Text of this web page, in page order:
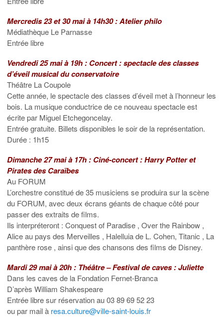
Mercredis 23 et 30 mai à 14h30 : Atelier philo
Médiathèque Le Parnasse
Entrée libre
Vendredi 25 mai à 19h : Concert : spectacle des classes
d’éveil musical du conservatoire
Théâtre La Coupole
Cette année, le spectacle des classes d’éveil met à l’honneur les
bois. La musique conductrice de ce nouveau spectacle est
écrite par Miguel Etchegoncelay.
Entrée gratuite. Billets disponibles le soir de la représentation.
Durée : 1h15
Dimanche 27 mai à 17h : Ciné-concert : Harry Potter et
Pirates des Caraïbes
Au FORUM
L’orchestre constitué de 35 musiciens se produira sur la scène
du FORUM, avec deux écrans géants de chaque côté pour
passer des extraits de films.
Ils interpréteront : Conquest of Paradise , Over the Rainbow ,
Alice au pays des Merveilles , Halelluia de L. Cohen, Titanic , La
panthère rose , ainsi que des chansons des films de Disney.
Mardi 29 mai à 20h : Théâtre – Festival de caves : Juliette
Dans les caves de la Fondation Fernet-Branca
D’après William Shakespeare
Entrée libre sur réservation au 03 89 69 52 23
ou par mail à resa.culture@ville-saint-louis.fr